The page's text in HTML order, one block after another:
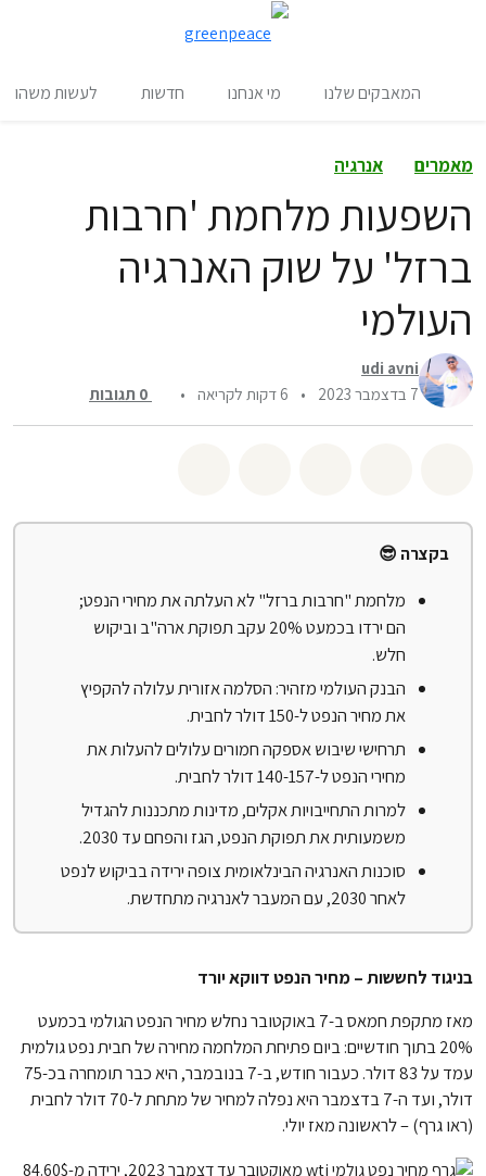
המאבקים שלנו מי אנחנו חדשות לעשות משהו
מאמרים אנרגיה
השפעות מלחמת 'חרבות
ברזל' על שוק האנרגיה
העולמי
udi avni
7 בדצמבר 2023
• 6 דקות לקריאה •
0 תגובות
בקצרה 😎
מלחמת "חרבות ברזל" לא העלתה את מחירי הנפט;
הם ירדו בכמעט 20% עקב תפוקת ארה"ב וביקוש
חלש.
הבנק העולמי מזהיר: הסלמה אזורית עלולה להקפיץ
את מחיר הנפט ל-150 דולר לחבית.
תרחישי שיבוש אספקה חמורים עלולים להעלות את
מחירי הנפט ל-140-157 דולר לחבית.
למרות התחייבויות אקלים, מדינות מתכננות להגדיל
משמעותית את תפוקת הנפט, הגז והפחם עד 2030.
סוכנות האנרגיה הבינלאומית צופה ירידה בביקוש לנפט
לאחר 2030, עם המעבר לאנרגיה מתחדשת.
בניגוד לחששות – מחיר הנפט דווקא יורד
מאז מתקפת חמאס ב-7 באוקטובר נחלש מחיר הנפט הגולמי בכמעט
20% בתוך חודשיים: ביום פתיחת המלחמה מחירה של חבית נפט גולמית
עמד על 83 דולר. כעבור חודש, ב-7 בנובמבר, היא כבר תומחרה בכ-75
דולר, ועד ה-7 בדצמבר היא נפלה למחיר של מתחת ל-70 דולר לחבית
(ראו גרף) – לראשונה מאז יולי.